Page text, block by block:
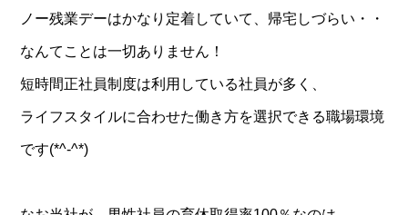
ノー残業デーはかなり定着していて、帰宅しづらい・・
なんてことは一切ありません！
短時間正社員制度は利用している社員が多く、
ライフスタイルに合わせた働き方を選択できる職場環境
です(*^-^*)